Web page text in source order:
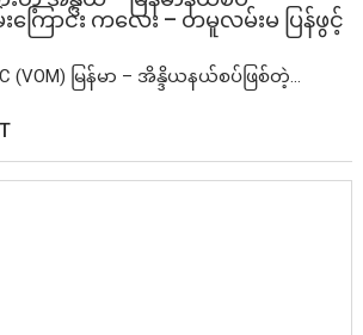
ြောင်း ကလေး – တမူလမ်းမ ပြန်ဖွင့်
(VOM) မြန်မာ – အိန္ဒိယနယ်စပ်ဖြစ်တဲ့...